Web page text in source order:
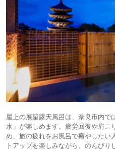
屋上の展望露天風呂は、奈良市内で
水」が楽しめます。疲労回復や肩こ
め、旅の疲れをお風呂で癒やしたい
トアップを楽しみながら、のんびり